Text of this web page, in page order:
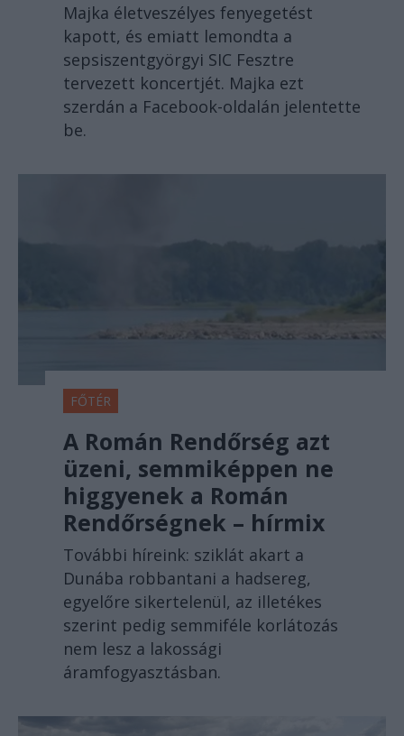
Majka életveszélyes fenyegetést
kapott, és emiatt lemondta a
sepsiszentgyörgyi SIC Fesztre
tervezett koncertjét. Majka ezt
szerdán a Facebook-oldalán jelentette
be.
FŐTÉR
A Román Rendőrség azt
üzeni, semmiképpen ne
higgyenek a Román
Rendőrségnek – hírmix
További híreink: sziklát akart a
Dunába robbantani a hadsereg,
egyelőre sikertelenül, az illetékes
szerint pedig semmiféle korlátozás
nem lesz a lakossági
áramfogyasztásban.